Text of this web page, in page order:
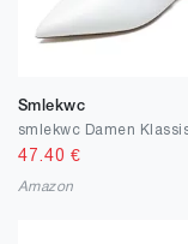
Smlekwc
47.40 €
Amazon